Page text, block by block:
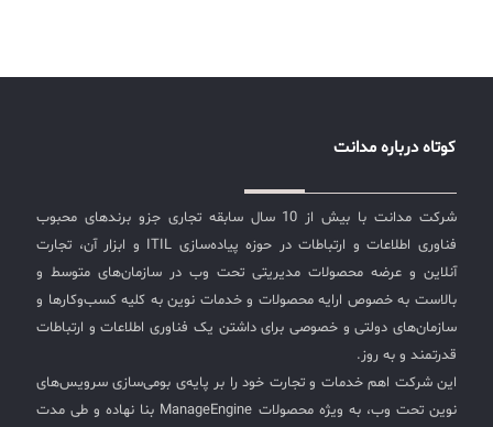
کوتاه درباره مدانت
شرکت مدانت با بیش از 10 سال سابقه تجاری جزو برندهای محبوب
فناوری اطلاعات و ارتباطات در حوزه پیاده‌سازی ITIL و ابزار آن، تجارت
آنلاین و عرضه محصولات مدیریتی تحت وب در سازمان‌های متوسط و
بالاست به خصوص ارایه محصولات و خدمات نوین به کلیه کسب‌وکارها و
سازمان‌های دولتی و خصوصی برای داشتن یک فناوری اطلاعات و ارتباطات
قدرتمند و به روز.
این شرکت اهم خدمات و تجارت خود را بر پایه‌ی بومی‌سازی سرویس‌های
نوین تحت وب، به ویژه محصولات ManageEngine بنا نهاده و طی مدت